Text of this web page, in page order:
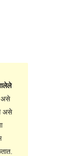
असे
असे